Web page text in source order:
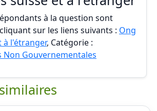
à la question sont
sur les liens suivants : Ong
à l'étranger, Catégorie :
Non Gouvernementales